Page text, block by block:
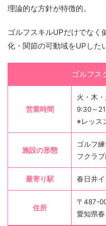
理論的な方針が特徴的。
ゴルフスキルUPだけでなく
化・関節の可動域をUPした
ゴルフス
営業時間
火・木
9:30～
※レッス
施設の形態
ゴルフ
フクラブ
最寄り駅 春日井
住所
〒487-
愛知県